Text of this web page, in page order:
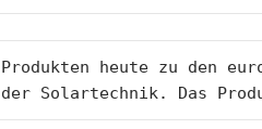
Produkten heute zu den
der Solartechnik. Das